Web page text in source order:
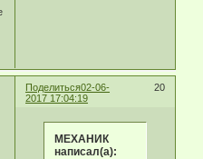
Поделиться 20
02-06-
2017 17:04:19
МЕХАНИК
написал(а):